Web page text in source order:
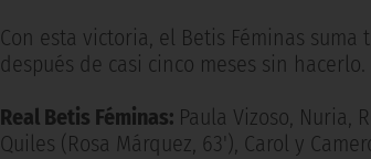
Con esta victoria, el Betis Féminas
después de casi cinco meses sin hacerlo.
Real Betis Féminas: Paula Vizoso, Nuria,
Quiles (Rosa Márquez, 63'), Carol y